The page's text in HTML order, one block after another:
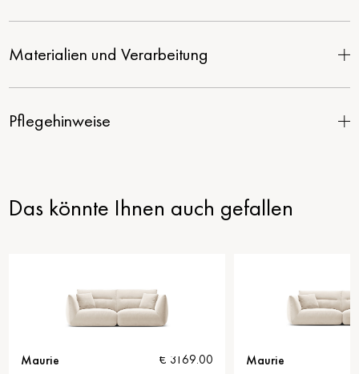
Materialien und Verarbeitung
Pflegehinweise
Das könnte Ihnen auch gefallen
Maurie